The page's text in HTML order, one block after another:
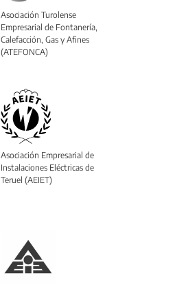
Asociación Turolense
Empresarial de Fontanería,
Calefacción, Gas y Afines
(ATEFONCA)
Asociación Empresarial de
Instalaciones Eléctricas de
Teruel (AEIET)